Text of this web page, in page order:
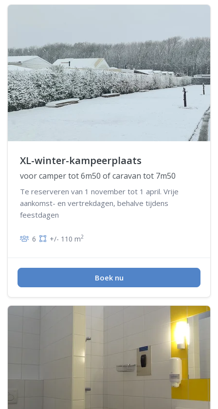
XL-winter-kampeerplaats
voor camper tot 6m50 of caravan tot 7m50
Te reserveren van 1 november tot 1 april. Vrije
aankomst- en vertrekdagen, behalve tijdens
feestdagen
6 +/- 110 m2
Boek nu